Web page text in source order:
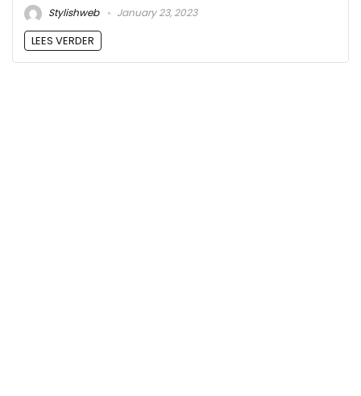
Stylishweb
January 23, 2023
LEES VERDER